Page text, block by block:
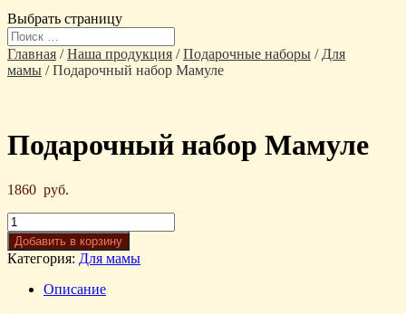
Выбрать страницу
Главная /Наша продукция /Подарочные наборы / Для
мамы / Подарочный набор Мамуле
Подарочный набор Мамуле
1860 руб.
Добавить в корзину
Категория: Для мамы
Описание